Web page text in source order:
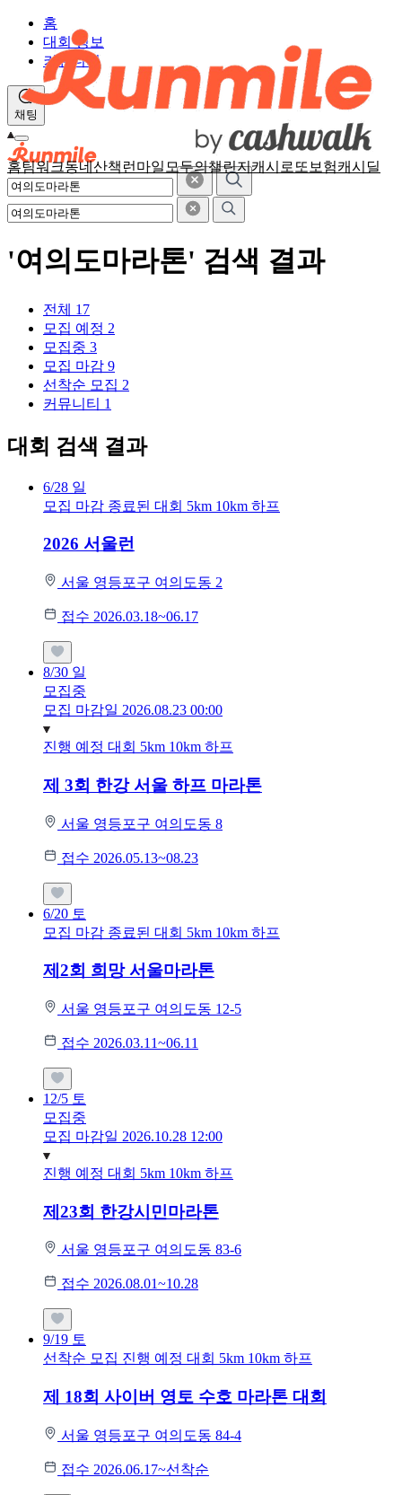
홈팀워크동네산책 런마일 모두의챌린지캐시로또 보험캐시딜
홈
대회 정보
커뮤니티
채팅
'여의도마라톤' 검색 결과
전체 17
모집 예정 2
모집중 3
모집 마감 9
선착순 모집 2
커뮤니티 1
대회 검색 결과
6/28 일
모집 마감 종료된 대회 5km 10km 하프
2026 서울런
서울 영등포구 여의도동 2
접수 2026.03.18~06.17
8/30 일
모집중
모집 마감일 2026.08.23 00:00
진행 예정 대회 5km 10km 하프
제 3회 한강 서울 하프 마라톤
서울 영등포구 여의도동 8
접수 2026.05.13~08.23
6/20 토
모집 마감 종료된 대회 5km 10km 하프
제2회 희망 서울마라톤
서울 영등포구 여의도동 12-5
접수 2026.03.11~06.11
12/5 토
모집중
모집 마감일 2026.10.28 12:00
진행 예정 대회 5km 10km 하프
제23회 한강시민마라톤
서울 영등포구 여의도동 83-6
접수 2026.08.01~10.28
9/19 토
선착순 모집 진행 예정 대회 5km 10km 하프
제 18회 사이버 영토 수호 마라톤 대회
서울 영등포구 여의도동 84-4
접수 2026.06.17~선착순